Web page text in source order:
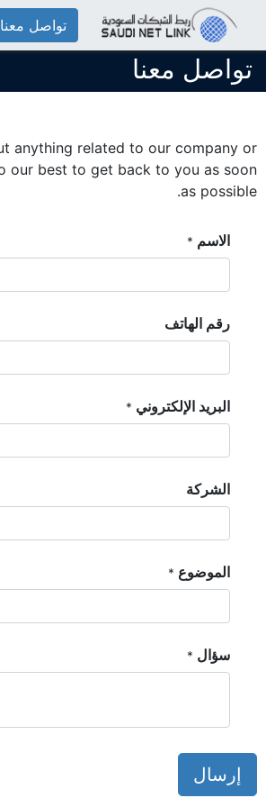
تواصل معنا
تواصل معنا
anything related to our company or
our best to get back to you as soon
as possible.
الاسم *
رقم الهاتف
البريد الإلكتروني *
الشركة
الموضوع *
سؤال *
إرسال